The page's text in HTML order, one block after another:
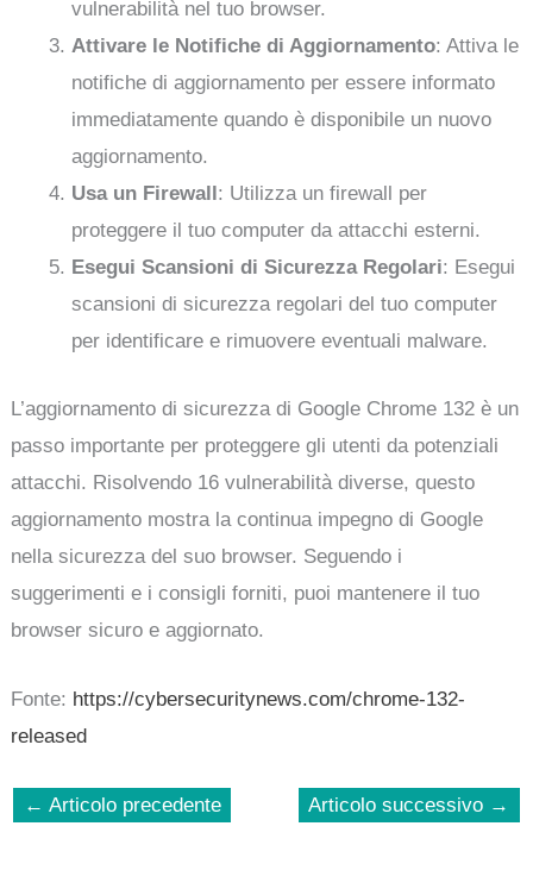
vulnerabilità nel tuo browser.
Attivare le Notifiche di Aggiornamento: Attiva le
notifiche di aggiornamento per essere informato
immediatamente quando è disponibile un nuovo
aggiornamento.
Usa un Firewall: Utilizza un firewall per
proteggere il tuo computer da attacchi esterni.
Esegui Scansioni di Sicurezza Regolari: Esegui
scansioni di sicurezza regolari del tuo computer
per identificare e rimuovere eventuali malware.
L’aggiornamento di sicurezza di Google Chrome 132 è un
passo importante per proteggere gli utenti da potenziali
attacchi. Risolvendo 16 vulnerabilità diverse, questo
aggiornamento mostra la continua impegno di Google
nella sicurezza del suo browser. Seguendo i
suggerimenti e i consigli forniti, puoi mantenere il tuo
browser sicuro e aggiornato.
Fonte: https://cybersecuritynews.com/chrome-132-
released
← Articolo precedente Articolo successivo →